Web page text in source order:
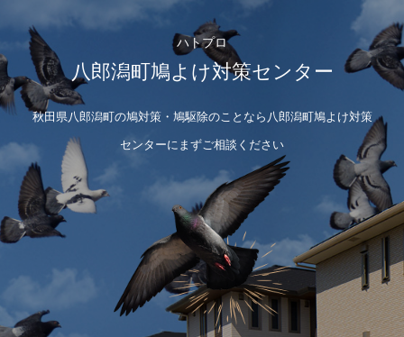
ハトプロ
八郎潟町鳩よけ対策センター
秋田県八郎潟町の鳩対策・鳩駆除のことなら八郎潟町鳩よけ対策
センターにまずご相談ください